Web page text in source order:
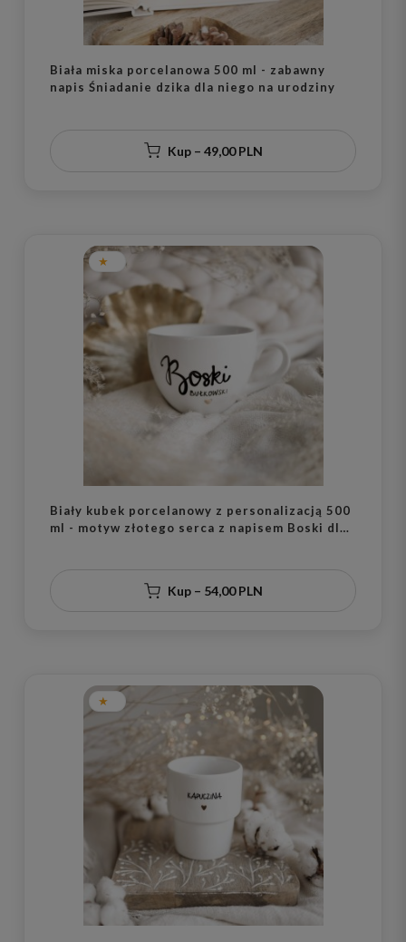
Biała miska porcelanowa 500 ml - zabawny
napis Śniadanie dzika dla niego na urodziny
Kup – 49,00 PLN
Biały kubek porcelanowy z personalizacją 500
ml - motyw złotego serca z napisem Boski dla
Kup – 54,00 PLN